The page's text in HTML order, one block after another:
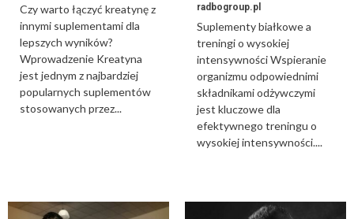
Czy warto łączyć kreatynę z
innymi suplementami dla
lepszych wyników?
Wprowadzenie Kreatyna
jest jednym z najbardziej
popularnych suplementów
stosowanych przez...
radbogroup.pl
Suplementy białkowe a
treningi o wysokiej
intensywności Wspieranie
organizmu odpowiednimi
składnikami odżywczymi
jest kluczowe dla
efektywnego treningu o
wysokiej intensywności....